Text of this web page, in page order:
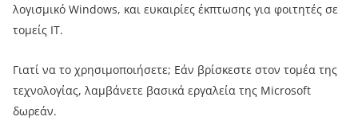
λογισμικό Windows, και ευκαιρίες έκπτωσης για φοιτητές σε
τομείς IT.
Γιατί να το χρησιμοποιήσετε; Εάν βρίσκεστε στον τομέα της
τεχνολογίας, λαμβάνετε βασικά εργαλεία της Microsoft
δωρεάν.